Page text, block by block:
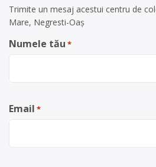
Trimite un mesaj acestui centru de
Mare, Negresti-Oaș
Numele tău *
Email *